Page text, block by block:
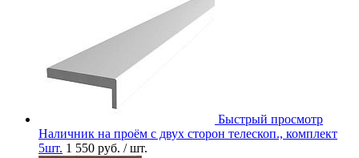
Быстрый просмотр
Наличник на проём с двух сторон телескоп., комплект
5шт. 1 550 руб. / шт.